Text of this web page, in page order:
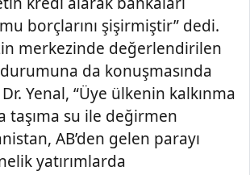
borçlarını şişirmiştir” dedi.
merkezinde değerlendirilen
durumuna da konuşmasında
Yenal, “Üye ülkenin kalkınma
taşıma su ile değirmen
AB’den gelen parayı
yatırımlarda